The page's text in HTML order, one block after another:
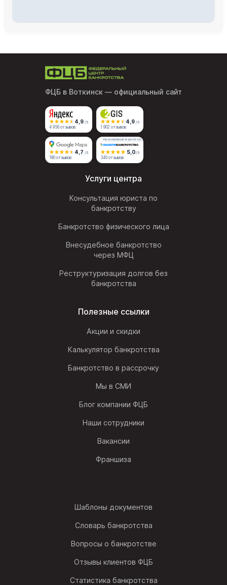
ФЦБ в Воткинск — официальный сайт
4,9 /5
4 956 отзывов
4,9 /5
1 902 отзывов
4,7 /5
180 отзывов
Независимый агрегатор
5,0/5
340 отзывов
Услуги центра
Консультация юриста по
банкротству
Банкротство физического лица
Внесудебное банкротство
через МФЦ
Реструктуризация долгов без
банкротства
Полезные ссылки
Акции и скидки
Калькулятор банкротства
Банкротство в рассрочку
Мы в СМИ
Блог компании ФЦБ
Наши сотрудники
Вакансии
Франшиза
Шаблоны документов
Словарь банкротства
Вопросы о банкротстве
Отзывы клиентов ФЦБ
Статистика банкротства